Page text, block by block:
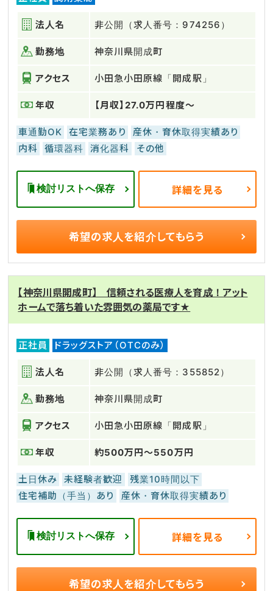
法人名 非公開（求人番号：974256）
勤務地 神奈川県開成町
アクセス 小田急小田原線「開成駅」
年収 【月収】27.0万円程度～
車通勤OK 在宅業務あり
産休・育休取得実績あり
内科
循環器科 消化器科 その他
検討リストへ保存 詳細を見る
希望の求人を紹介してもらう
【神奈川県開成町】 信頼される医療人を育成！アット
ホームで落ち着いた雰囲気の薬局です★
正社員 ドラッグストア（OTCのみ）
法人名 非公開（求人番号：355852）
勤務地 神奈川県開成町
アクセス 小田急小田原線「開成駅」
年収 約500万円～550万円
土日休み 未経験者歓迎
残業10時間以下
住宅補助（手当）あり
産休・育休取得実績あり
検討リストへ保存 詳細を見る
希望の求人を紹介してもらう